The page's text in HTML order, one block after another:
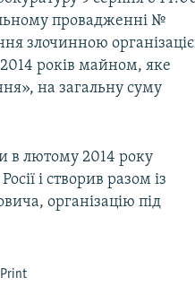
провадженні №
злочинною
років майном, яке
на загальну суму
в лютому 2014 року
і створив разом із
організацію під
Print